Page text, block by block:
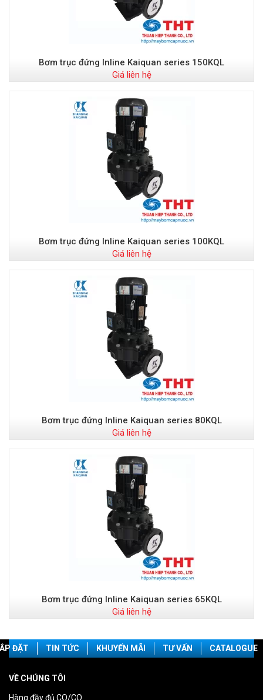
Bơm trục đứng Inline Kaiquan series 150KQL
Giá liên hệ
Bơm trục đứng Inline Kaiquan series 100KQL
Giá liên hệ
Bơm trục đứng Inline Kaiquan series 80KQL
Giá liên hệ
Bơm trục đứng Inline Kaiquan series 65KQL
Giá liên hệ
ĐẶT TIN TỨC KHUYẾN MÃI TƯ VẤN CATALOGUE
VỀ CHÚNG TÔI
Hàng đầy đủ CO/CQ